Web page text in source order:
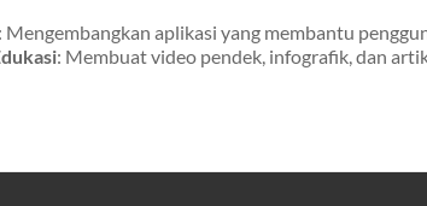
: Mengembangkan aplikasi yang membantu
: Membuat video pendek, infografik, dan